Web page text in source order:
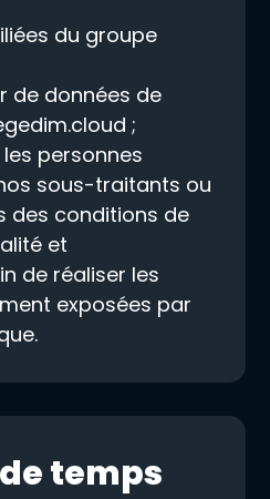
du groupe
de données de
;
les personnes
sous-traitants ou
des conditions de
et
de réaliser les
exposées par
temps